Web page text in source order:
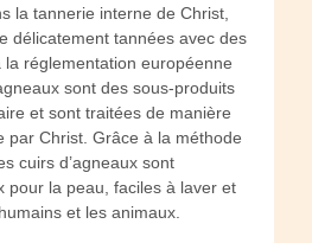
la tannerie interne de Christ,
délicatement tannées avec des
réglementation européenne
sont des sous-produits
et sont traitées de manière
par Christ. Grâce à la méthode
cuirs d’agneaux sont
pour la peau, faciles à laver et
et les animaux.